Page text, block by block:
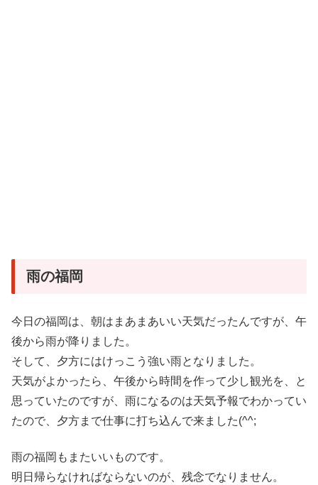
雨の福岡
今日の福岡は、朝はまあまあいい天気だったんですが、午
後から雨が降りました。
そして、夕方にはけっこう強い雨となりました。
天気がよかったら、午後から時間を作って少し観光を、と
思っていたのですが、雨になるのは天気予報でわかってい
たので、夕方まで仕事に打ち込んで来ました(^^;
雨の福岡もまたいいものです。
明日帰らなければならないのが、残念でなりません。